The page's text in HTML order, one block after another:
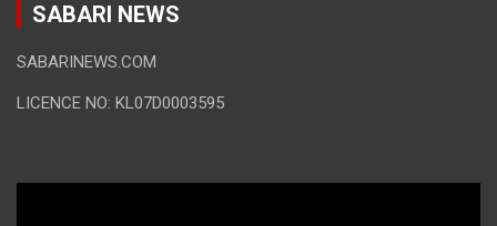
SABARI NEWS
SABARINEWS.COM
LICENCE NO: KL07D0003595